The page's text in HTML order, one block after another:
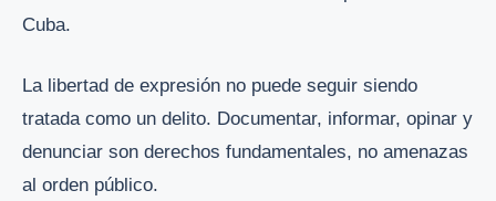
Cuba.
La libertad de expresión no puede seguir siendo
tratada como un delito. Documentar, informar, opinar y
denunciar son derechos fundamentales, no amenazas
al orden público.